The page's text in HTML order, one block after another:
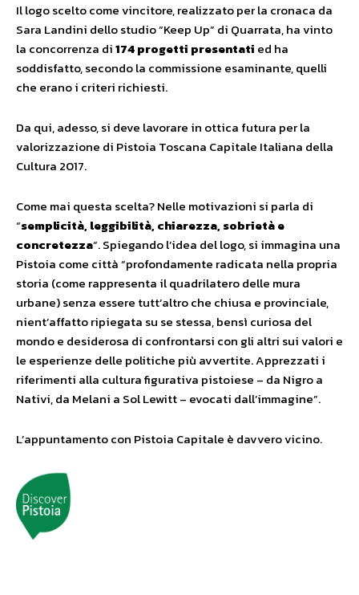
Il logo scelto come vincitore, realizzato per la cronaca da
Sara Landini dello studio “Keep Up” di Quarrata, ha vinto
la concorrenza di174 progetti presentati ed ha
soddisfatto, secondo la commissione esaminante, quelli
che erano i criteri richiesti.
Da qui, adesso, si deve lavorare in ottica futura per la
valorizzazione di Pistoia Toscana Capitale Italiana della
Cultura 2017.
Come mai questa scelta? Nelle motivazioni si parla di
“semplicità, leggibilità, chiarezza, sobrietà e
concretezza“. Spiegando l’idea del logo, si immagina una
Pistoia come città “profondamente radicata nella propria
storia (come rappresenta il quadrilatero delle mura
urbane) senza essere tutt’altro che chiusa e provinciale,
nient’affatto ripiegata su se stessa, bensì curiosa del
mondo e desiderosa di confrontarsi con gli altri sui valori e
le esperienze delle politiche più avvertite. Apprezzati i
riferimenti alla cultura figurativa pistoiese – da Nigro a
Nativi, da Melani a Sol Lewitt – evocati dall’immagine”.
L’appuntamento con Pistoia Capitale è davvero vicino.